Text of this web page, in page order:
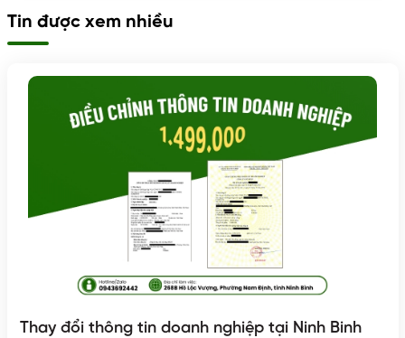
Tin được xem nhiều
Thay đổi thông tin doanh nghiệp tại Ninh Binh